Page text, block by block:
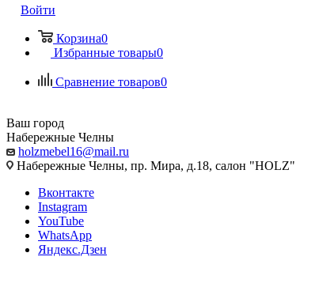
Войти
Корзина0
Избранные товары0
Сравнение товаров0
Ваш город
Набережные Челны
holzmebel16@mail.ru
Набережные Челны, пр. Мира, д.18, салон "HOLZ"
Вконтакте
Instagram
YouTube
WhatsApp
Яндекс.Дзен